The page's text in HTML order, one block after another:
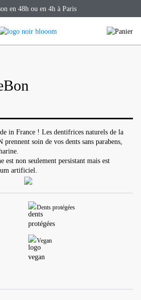
en 48h ou en 4h à Paris
in France ! Les dentifrices naturels de la
soin de vos dents sans parabens,
est non seulement persistant mais est
artificiel.
Dents protégées
Vegan